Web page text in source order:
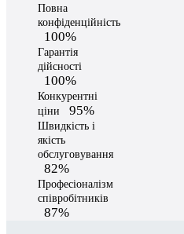
Повна
конфіденційність
100%
Гарантія
дійсності
100%
Конкурентні
ціни
95%
Швидкість і
якість
обслуговування
82%
Професіоналізм
співробітників
87%